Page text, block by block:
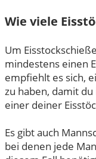
Wie viele
Um
mindestens einen
empfiehlt es sich,
zu haben, damit
einer deiner
Es gibt auch
bei denen jede